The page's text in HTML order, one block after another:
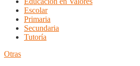
Escolar
Primaria
Secundaria
Tutoría
Otras